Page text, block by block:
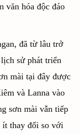
văn hóa độc đáo
đã từ lâu trở
sử phát triển
mài tại đây được
và Lanna vào
sơn mài vẫn tiếp
ít thay đổi so với